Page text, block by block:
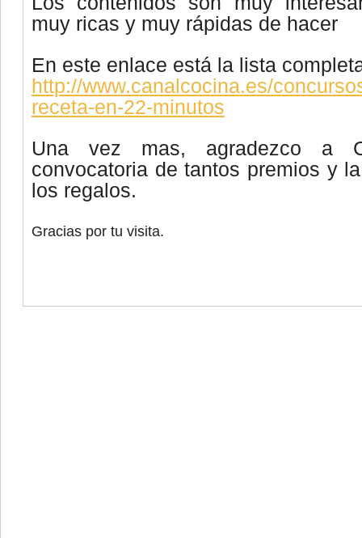
muy ricas y muy rápidas de hacer
En este enlace está la lista
http://www.canalcocina.es/
receta-en-22-minutos
Una vez mas, agradezco a
convocatoria de tantos premios y
los regalos.
Gracias por tu visita.